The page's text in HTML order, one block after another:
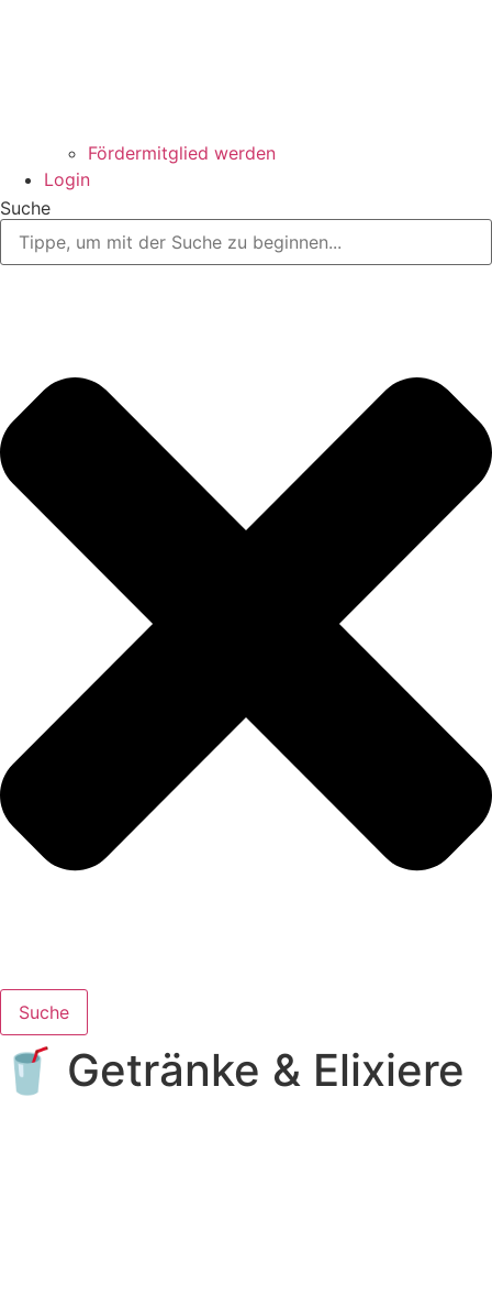
Fördermitglied werden
Login
Suche
Suche
🥤 Getränke & Elixiere